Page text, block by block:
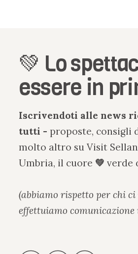
💚 Lo
essere in
Iscrivendoti alle news
tutti - proposte, consigli
molto altro su Visit
Umbria, il cuore 💚 verde
(abbiamo rispetto per chi ci
effettuiamo comunicazione